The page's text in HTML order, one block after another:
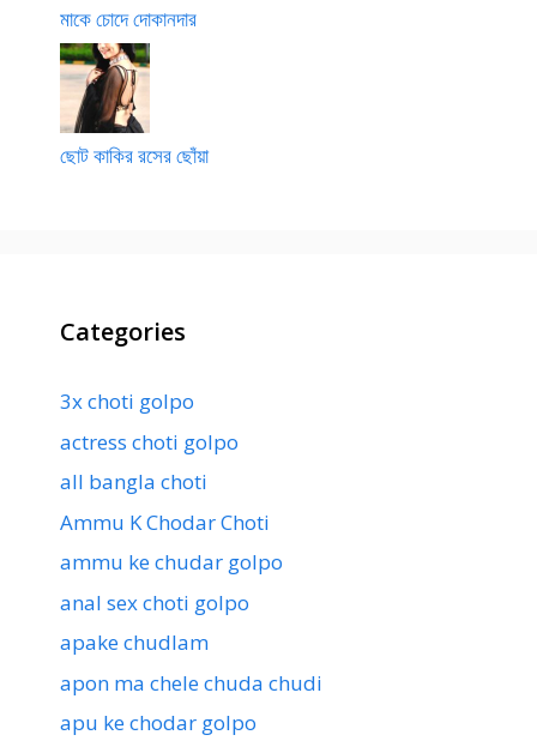
মাকে চোদে দোকানদার
ছোট কাকির রসের ছোঁয়া
Categories
3x choti golpo
actress choti golpo
all bangla choti
Ammu K Chodar Choti
ammu ke chudar golpo
anal sex choti golpo
apake chudlam
apon ma chele chuda chudi
apu ke chodar golpo